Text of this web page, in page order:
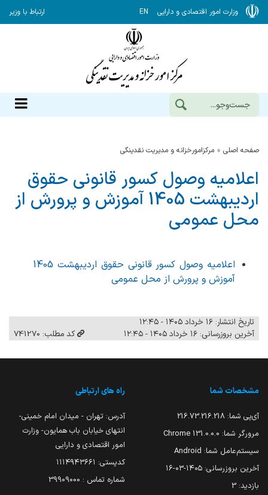
وزارت امور اقتصادی و دارایی EN ارتباط با وزیر
صفحه اصلی مرکزامورخزانه و مدیریت نقدینگی
اعلامیه وصول کسور قانونی حقوق
اردیبهشت 1405 آموزش و پرورش از
محل عمومی
اعلامیه وصول کسور قانونی حقوق اردیبهشت 1405
آموزش و پرورش از محل عمومی
تاریخ انتشار: ۱۶ خرداد ۱۴۰۵ - ۱۲:۴۵
آخرین بروزرسانی: ۱۶ خرداد ۱۴۰۵ - ۱۲:۴۵
کد مطلب: 741270
مشخصات شما
آی‌پی شما: 216.73.216.218
مرورگر شما: 131.0.0.0 Chrome
سیستم‌عامل شما: Android
آخرین بروزرسانی: ۱۴۰۵-۰۳-۱۶
بازدید: 3
راه های ارتباطی
آدرس: تهران - میدان امام خمینی-
انتهای خیابان باب همایون- وزارت
امور اقتصادی و دارایی
کدپستی: ۱۱۱۴۹۴۳۶۶۱
شماره تماس : 39909000